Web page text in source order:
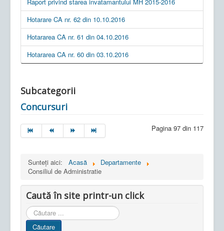
Raport privind starea invatamantului MH 2015-2016
Hotarare CA nr. 62 din 10.10.2016
Hotararea CA nr. 61 din 04.10.2016
Hotararea CA nr. 60 din 03.10.2016
Subcategorii
Concursuri
Pagina 97 din 117
Sunteți aici: Acasă
Departamente
Consiliul de Administratie
Caută în site printr-un click
Cauta
in
site
Căutare